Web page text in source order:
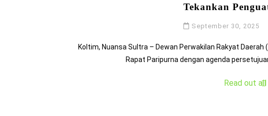
Tekankan
September 30, 2025
Koltim, Nuansa Sultra – Dewan Perwakilan Rakyat
Rapat Paripurna dengan agenda
Read out all